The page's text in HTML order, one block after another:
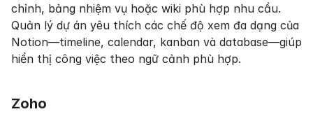
chỉnh, bảng nhiệm vụ hoặc wiki phù hợp nhu cầu.
Quản lý dự án yêu thích các chế độ xem đa dạng của
Notion—timeline, calendar, kanban và database—giúp
hiển thị công việc theo ngữ cảnh phù hợp.
Zoho